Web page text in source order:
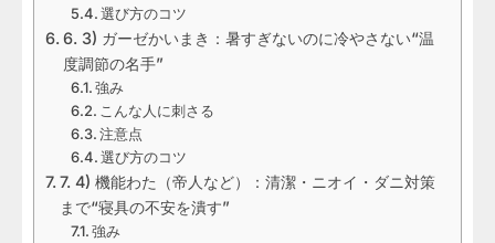
選び方のコツ
6. 3) ガーゼかいまき：暑すぎないのに冷やさない“温
度調節の名手”
強み
こんな人に刺さる
注意点
選び方のコツ
7. 4) 機能わた（帝人など）：清潔・ニオイ・ダニ対策
まで“寝具の不安を潰す”
強み